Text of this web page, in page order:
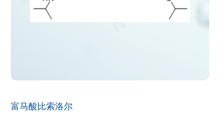
富马酸比索洛尔